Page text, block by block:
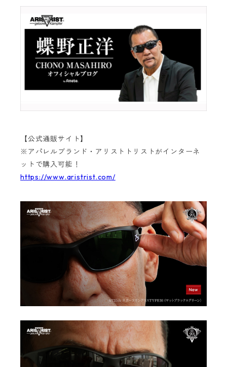
【公式通販サイト】
※アパレルブランド・アリストトリストがインターネ
ットで購入可能！
https://www.aristrist.com/